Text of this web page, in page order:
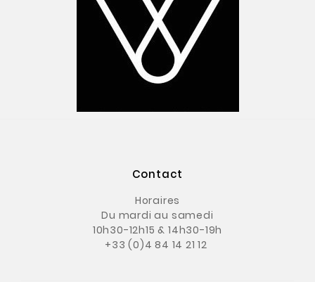
Contact
Horaires
Du mardi au samedi
10h30-12h15 & 14h30-19h
+33 (0)4 84 14 21 12